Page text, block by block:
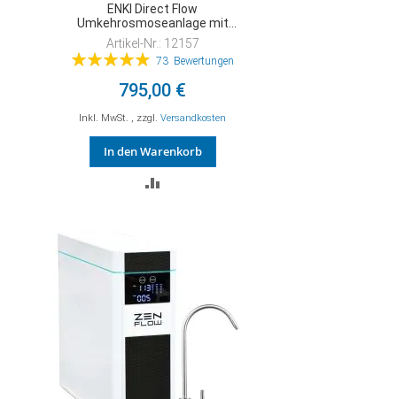
ENKI Direct Flow
Umkehrosmoseanlage mit
Osmosewasserhahn
Artikel-Nr.: 12157
Bewertung:
73 Bewertungen
795,00 €
Inkl. MwSt. , zzgl.Versandkosten
In den Warenkorb